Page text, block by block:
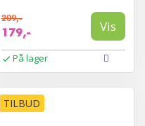
209,-
179,- Vis
På lager
TILBUD